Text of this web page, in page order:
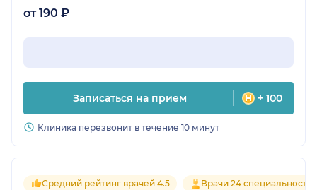
от 190 ₽
Записаться на прием + 100
Клиника перезвонит в течение 10 минут
Средний рейтинг врачей 4.5 Врачи 24